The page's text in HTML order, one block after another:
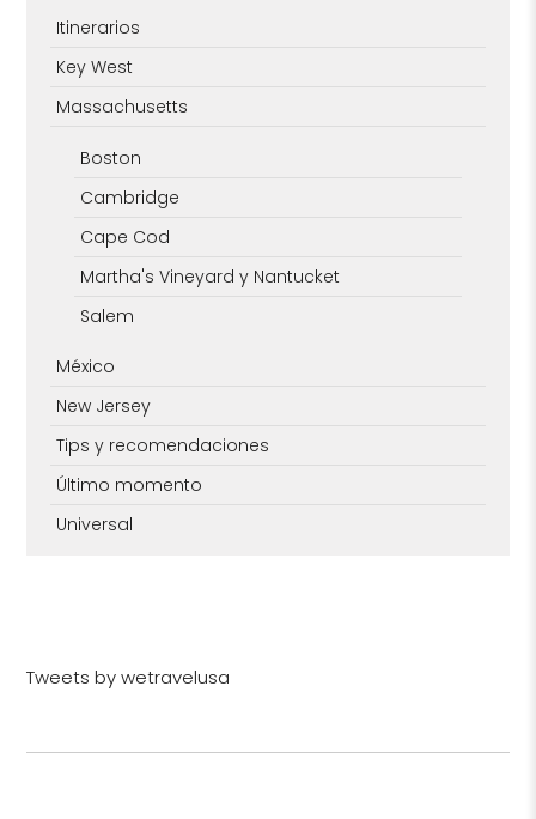
Itinerarios
Key West
Massachusetts
Boston
Cambridge
Cape Cod
Martha's Vineyard y Nantucket
Salem
México
New Jersey
Tips y recomendaciones
Último momento
Universal
Tweets by wetravelusa